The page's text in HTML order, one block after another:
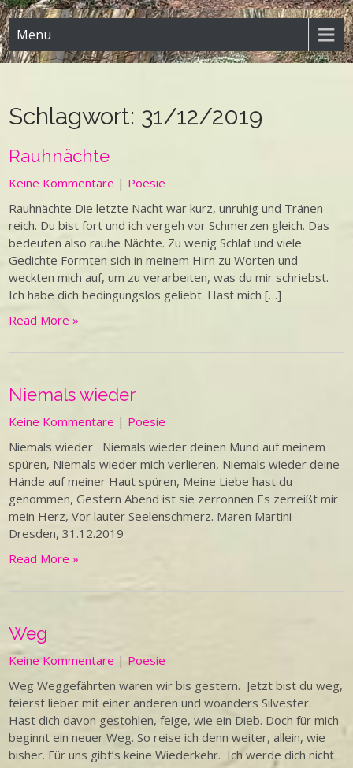
Menu
Schlagwort: 31/12/2019
Rauhnächte
Keine Kommentare | Poesie
Rauhnächte Die letzte Nacht war kurz, unruhig und Tränen
reich. Du bist fort und ich vergeh vor Schmerzen gleich. Das
bedeuten also rauhe Nächte. Zu wenig Schlaf und viele
Gedichte Formten sich in meinem Hirn zu Worten und
weckten mich auf, um zu verarbeiten, was du mir schriebst.
Ich habe dich bedingungslos geliebt. Hast mich […]
Read More »
Niemals wieder
Keine Kommentare | Poesie
Niemals wieder Niemals wieder deinen Mund auf meinem
spüren, Niemals wieder mich verlieren, Niemals wieder deine
Hände auf meiner Haut spüren, Meine Liebe hast du
genommen, Gestern Abend ist sie zerronnen Es zerreißt mir
mein Herz, Vor lauter Seelenschmerz. Maren Martini
Dresden, 31.12.2019
Read More »
Weg
Keine Kommentare | Poesie
Weg Weggefährten waren wir bis gestern. Jetzt bist du weg,
feierst lieber mit einer anderen und woanders Silvester.
Hast dich davon gestohlen, feige, wie ein Dieb. Doch für mich
beginnt ein neuer Weg. So reise ich denn weiter, allein, wie
bisher. Für uns gibt’s keine Wiederkehr. Ich werde dich nicht